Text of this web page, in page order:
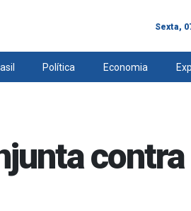
Sexta,
Política Economia
contra